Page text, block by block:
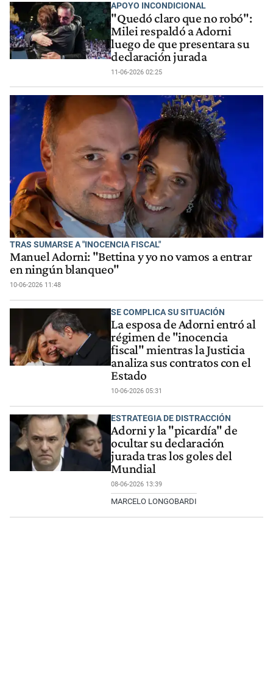
APOYO INCONDICIONAL
"Quedó claro que no robó":
Milei respaldó a Adorni
luego de que presentara su
declaración jurada
11-06-2026 02:25
TRAS SUMARSE A "INOCENCIA FISCAL"
Manuel Adorni: "Bettina y yo no vamos a entrar
en ningún blanqueo"
10-06-2026 11:48
SE COMPLICA SU SITUACIÓN
La esposa de Adorni entró al
régimen de "inocencia
fiscal" mientras la Justicia
analiza sus contratos con el
Estado
10-06-2026 05:31
ESTRATEGIA DE DISTRACCIÓN
Adorni y la "picardía" de
ocultar su declaración
jurada tras los goles del
Mundial
08-06-2026 13:39
MARCELO LONGOBARDI